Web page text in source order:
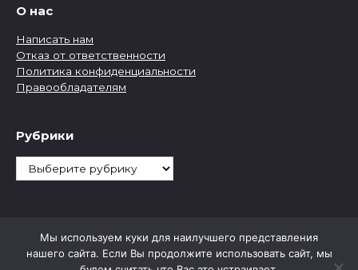
О нас
Написать нам
Отказ от ответственности
Политика конфиденциальности
Правообладателям
Рубрики
Рубрики
Мы используем куки для наилучшего представления
нашего сайта. Если Вы продолжите использовать сайт, мы